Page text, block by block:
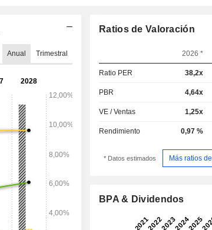
Anual Trimestral
Ratios de Valoración
2026 *
Ratio PER 38,2x
PBR 4,64x
VE / Ventas 1,25x
Rendimiento 0,97 %
* Datos estimados Más ratios
BPA & Dividendos